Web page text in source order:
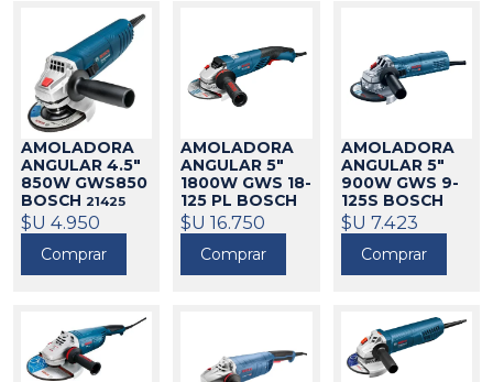
AMOLADORA
ANGULAR 4.5"
850W GWS850
BOSCH 21425
$U 4.950
Comprar
AMOLADORA
ANGULAR 5"
1800W GWS 18-
125 PL BOSCH
21034
$U 16.750
Comprar
AMOLADORA
ANGULAR 5"
900W GWS 9-
125S BOSCH
21032
$U 7.423
Comprar